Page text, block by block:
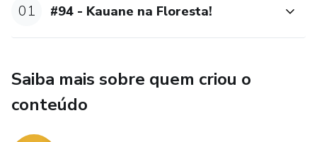
01 #94 - Kauane na Floresta!
Saiba mais sobre quem criou o
conteúdo